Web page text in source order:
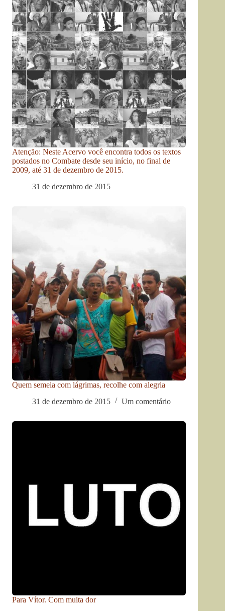
Atenção: Neste Acervo você encontra todos os textos
postados no Combate desde seu início, no final de
2009, até 31 de dezembro de 2015.
31 de dezembro de 2015
Quem semeia com lágrimas, recolhe com alegria
31 de dezembro de 2015
Um comentário
Para Vítor. Com muita dor